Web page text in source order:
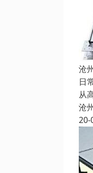
沧
日
从
沧
20-